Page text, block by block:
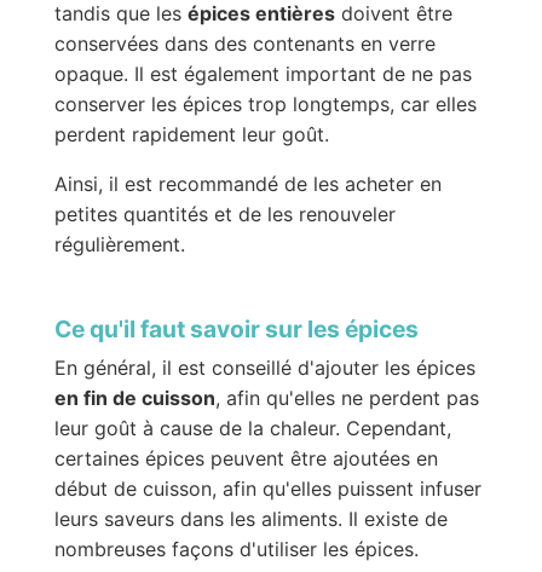
tandis que les épices entièresdoivent être
conservées dans des contenants en verre
opaque. Il est également important de ne pas
conserver les épices trop longtemps, car elles
perdent rapidement leur goût.
Ainsi, il est recommandé de les acheter en
petites quantités et de les renouveler
régulièrement.
Ce qu'il faut savoir sur les épices
En général, il est conseillé d'ajouter les épices
en fin de cuisson, afin qu'elles ne perdent pas
leur goût à cause de la chaleur. Cependant,
certaines épices peuvent être ajoutées en
début de cuisson, afin qu'elles puissent infuser
leurs saveurs dans les aliments. Il existe de
nombreuses façons d'utiliser les épices.